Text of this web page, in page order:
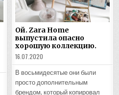
Ой. Zara Home
выпустила опасно
хорошую коллекцию.
16.07.2020
В восьмидесятые они были
просто дополнительным
брендом, который копировал